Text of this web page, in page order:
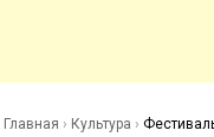
Главная › Культура ›